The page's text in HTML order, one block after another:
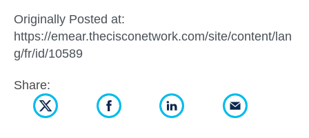
Originally Posted at:
https://emear.thecisconetwork.com/site/content/lan
g/fr/id/10589
Share: